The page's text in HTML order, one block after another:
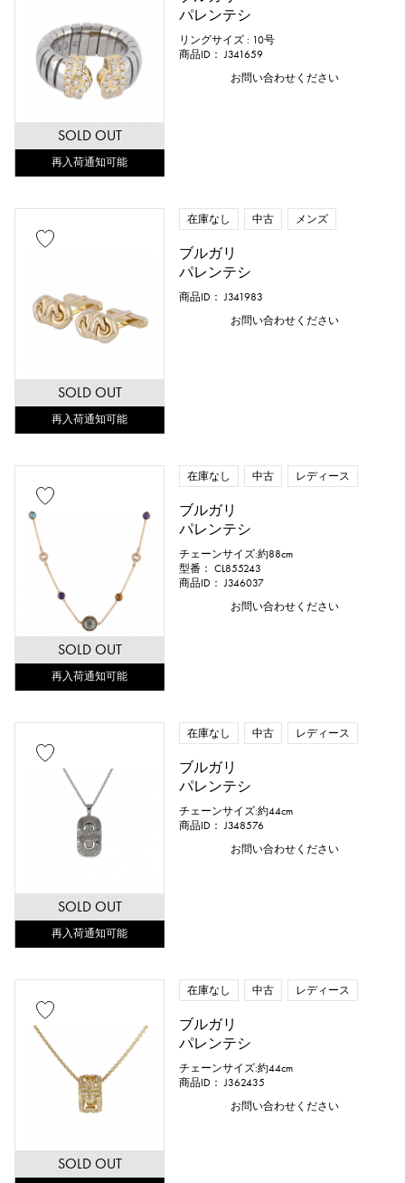
SOLD OUT
再入荷通知可能
パレンテシ
リングサイズ : 10号
商品ID： J341659
お問い合わせください
SOLD OUT
再入荷通知可能
在庫なし 中古 メンズ
ブルガリ
パレンテシ
商品ID： J341983
お問い合わせください
SOLD OUT
再入荷通知可能
在庫なし 中古 レディース
ブルガリ
パレンテシ
チェーンサイズ:約88cm
型番： CL855243
商品ID： J346037
お問い合わせください
SOLD OUT
再入荷通知可能
在庫なし 中古 レディース
ブルガリ
パレンテシ
チェーンサイズ:約44cm
商品ID： J348576
お問い合わせください
SOLD OUT
在庫なし 中古 レディース
ブルガリ
パレンテシ
チェーンサイズ:約44cm
商品ID： J362435
お問い合わせください